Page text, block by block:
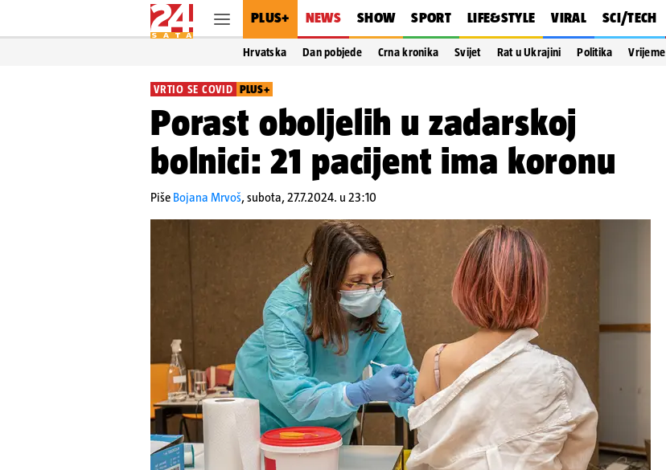
PLUS+ NEWS SHOW SPORT LIFE&STYLE VIRAL SCI/TECH
Hrvatska Dan pobjede Crna kronika Svijet Rat u Ukrajini Politika Vrijeme
VRTIO SE COVID PLUS+
Porast oboljelih u zadarskoj
bolnici: 21 pacijent ima koronu
Piše Bojana Mrvoš,subota, 27.7.2024. u 23:10